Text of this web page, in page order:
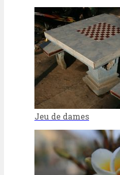
Jeu de dames